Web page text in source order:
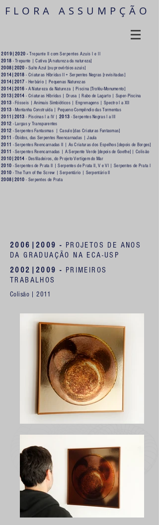
FLORA ASSUMPÇÃO
2019|2020 - Trepante II com Serpentes Azuis I e II
2018 -Trepante |Cativa [A natureza da natureza]
2008|2020 -Suíte Azul [ou provérbios azuis]
2014|2018 - Criaturas Híbridas II + Serpentes Negras [revisitadas]
2014|2017 - Herbário | Pequenas Naturezas
2014|2016 - A Natureza da Natureza |Piscina [Troféu-Monumento]
2013|2014 - Criaturas Híbridas | Drusa | Rabo de Lagarto | Super-Piscina
2013 -Fósseis |Animais Simbióticos| Engrenagens | Spectro I a XII
2013 -Montanha Construída| Pequeno Compêndio das Tormentas
2011|2013 - Piscinas I a IV |2013 -Serpentes Negras I a III
2012 -Largas y Transparentes
2012 -Serpentes Fantasmas|Casulo [das Criaturas Fantasmas]
2011 -Óbidos, das Serpentes Reencarnadas |Jaula
2011 -Serpentes Reencarnadas II | As Criaturas dos Espelhos [depois de Borges]
2011 -Serpentes Reencarnadas | A Serpente Verde [depois de Goethe] |Colisão
2010|2014 - Desfiladeiros, do Projeto Vertigem do Mar
2010 -Serpentes de Prata II |Serpentes de Prata II, V e VI | Serpentes de Prata I
2010 -The Turn of the Screw |Serpentário | Serpentário II
2008|2010 - Serpentes de Prata
Colisão | 2011
2006|2009 - PROJETOS DE ANOS
DA GRADUAÇÃO NA ECA-USP
2002|2009 - PRIMEIROS
TRABALHOS